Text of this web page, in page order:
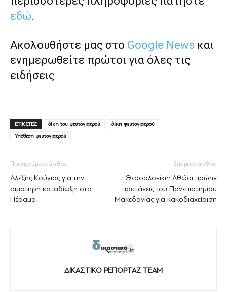
εδώ.
Ακολουθήστε μας στο Google News και
ενημερωθείτε πρώτοι για όλες τις
ειδήσεις
ΕΤΙΚΕΤΕΣ δίκη του ψευτογιατρού
δίκη ψευτογιατρού
Υπόθεση ψευτογιατρού
Προηγούμενο άρθρο
Αλέξης Κούγιας για την
αιματηρή καταδίωξη στο
Πέραμα
Επόμενο άρθρο
Θεσσαλονίκη: Αθώοι πρώην
πρυτάνεις του Πανεπιστημίου
Μακεδονίας για κακοδιαχείριση
ΔΙΚΑΣΤΙΚΟ ΡΕΠΟΡΤΑΖ TEAM